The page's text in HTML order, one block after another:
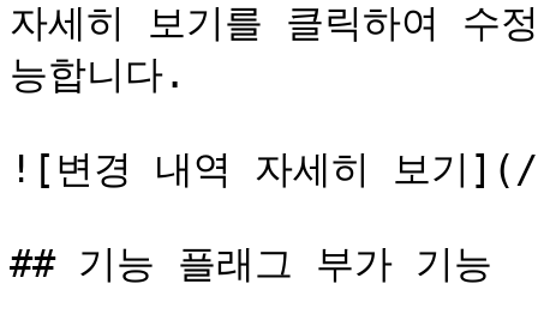
자세히 보기를 클릭하여 수
능합니다.
![변경 내역 자세히 보기](/
## 기능 플래그 부가 기능